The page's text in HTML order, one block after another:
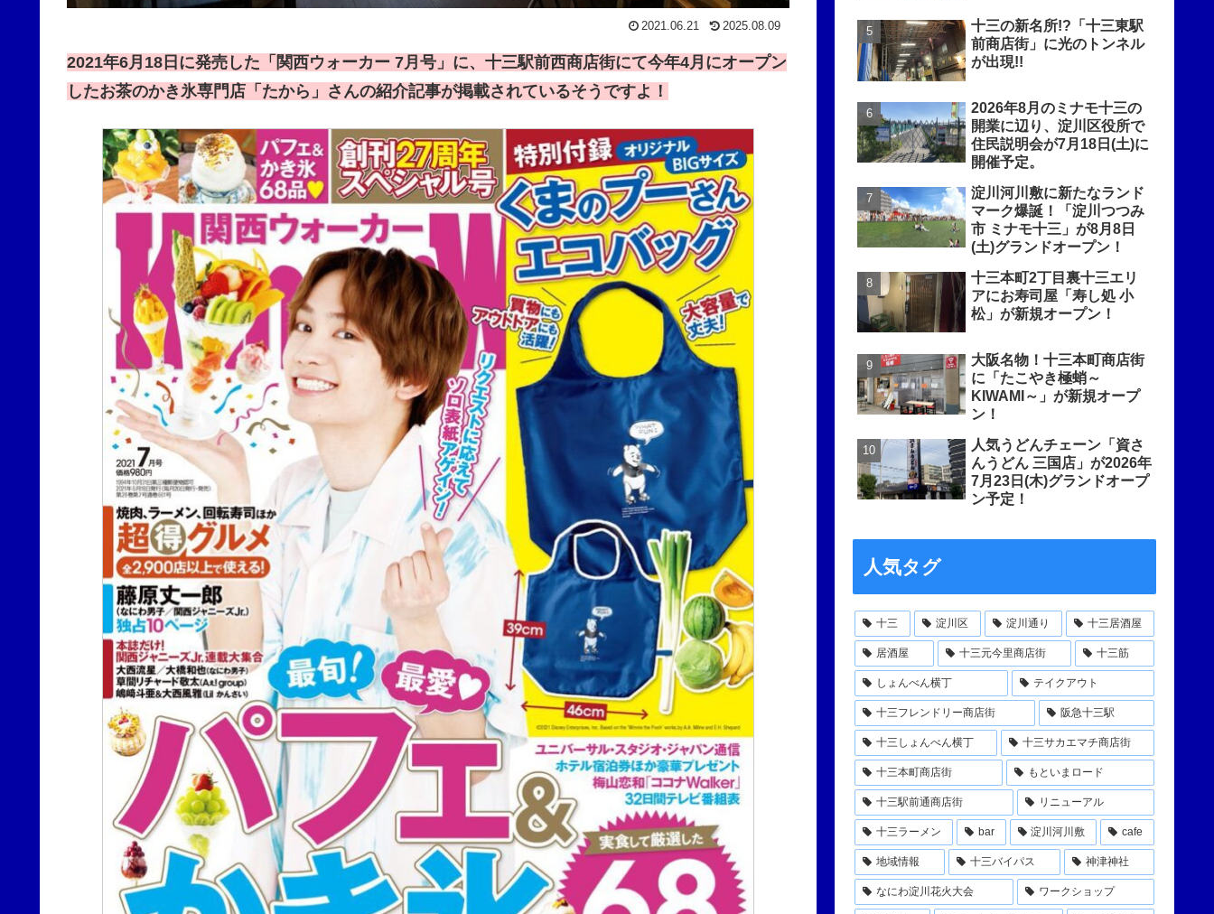
2021.06.21 2025.08.09
2021年6月18日に発売した「関西ウォーカー 7月号」に、十三駅前西商店街にて今年4月にオープン
したお茶のかき氷専門店「たから」さんの紹介記事が掲載されているそうですよ！
十三の新名所!?「十三東駅
前商店街」に光のトンネル
が出現!!
2026年8月のミナモ十三の
開業に辺り、淀川区役所で
住民説明会が7月18日(土)に
開催予定。
淀川河川敷に新たなランド
マーク爆誕！「淀川つつみ
市 ミナモ十三」が8月8日
(土)グランドオープン！
十三本町2丁目裏十三エリ
アにお寿司屋「寿し処 小
松」が新規オープン！
大阪名物！十三本町商店街
に「たこやき極蛸～
KIWAMI～」が新規オープ
ン！
人気うどんチェーン「資さ
んうどん 三国店」が2026年
7月23日(木)グランドオープ
ン予定！
人気タグ
十三 淀川区 淀川通り 十三居酒屋
居酒屋 十三元今里商店街 十三筋
しょんべん横丁 テイクアウト
十三フレンドリー商店街 阪急十三駅
十三しょんべん横丁 十三サカエマチ商店街
十三本町商店街 もといまロード
十三駅前通商店街 リニューアル
十三ラーメン bar 淀川河川敷 cafe
地域情報 十三バイパス 神津神社
なにわ淀川花火大会 ワークショップ